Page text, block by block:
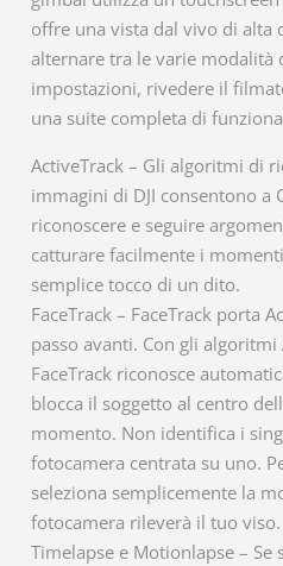
offre una vista dal vivo di alta
alternare tra le varie modalità
impostazioni, rivedere il
una suite completa di
ActiveTrack – Gli algoritmi di
immagini di DJI consentono a
riconoscere e seguire
catturare facilmente i
semplice tocco di un dito.
FaceTrack – FaceTrack porta
passo avanti. Con gli
FaceTrack riconosce
blocca il soggetto al centro
momento. Non identifica i
fotocamera centrata su uno.
seleziona semplicemente la
fotocamera rileverà il tuo viso.
Timelapse e Motionlapse – Se